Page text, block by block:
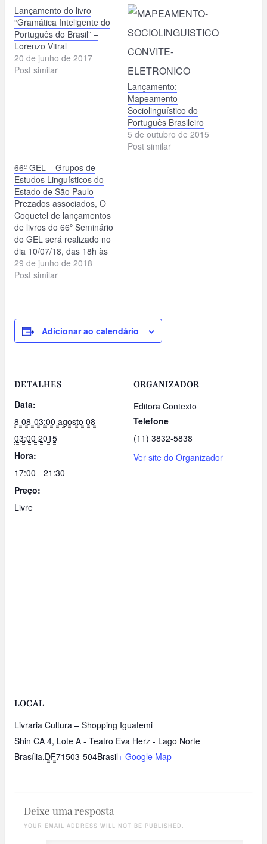
Lançamento do livro
“Gramática Inteligente do
Português do Brasil” –
Lorenzo Vitral
20 de junho de 2017
Post similar
Lançamento:
Mapeamento
Sociolinguístico do
Português Brasileiro
5 de outubro de 2015
Post similar
66º GEL – Grupos de
Estudos Linguísticos do
Estado de São Paulo
Prezados associados, O
Coquetel de lançamentos
de livros do 66º Seminário
do GEL será realizado no
dia 10/07/18, das 18h às
19h, no Câmpus
da UNESP de São José do
roda de conversa com os
Professores Ataliba de
Castilho, Rodolfo…
29 de junho de 2018
Post similar
Adicionar ao calendário
DETALHES
Data:
8 08-03:00 agosto 08-
03:00 2015
Hora:
17:00 - 21:30
Preço:
Livre
ORGANIZADOR
Editora Contexto
Telefone
(11) 3832-5838
Ver site do Organizador
LOCAL
Livraria Cultura – Shopping Iguatemi
Shin CA 4, Lote A - Teatro Eva Herz - Lago Norte
Brasília,DF71503-504Brasil+ Google Map
Deixe uma resposta
YOUR EMAIL ADDRESS WILL NOT BE PUBLISHED.